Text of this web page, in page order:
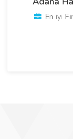
En iyi